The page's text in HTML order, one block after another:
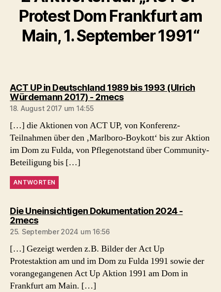
Protest Dom Frankfurt am
Main, 1. September 1991“
ACT UP in Deutschland 1989 bis 1993 (Ulrich
Würdemann 2017) - 2mecssagt:
18. August 2017 um 14:55
[…] die Aktionen von ACT UP, von Konferenz-
Teilnahmen über den ‚Marlboro-Boykott‘ bis zur Aktion
im Dom zu Fulda, von Pflegenotstand über Community-
Beteiligung bis […]
ANTWORTEN
Die Uneinsichtigen Dokumentation 2024 -
2mecssagt:
25. September 2024 um 16:56
[…] Gezeigt werden z.B. Bilder der Act Up
Protestaktion am und im Dom zu Fulda 1991 sowie der
vorangegangenen Act Up Aktion 1991 am Dom in
Frankfurt am Main. […]